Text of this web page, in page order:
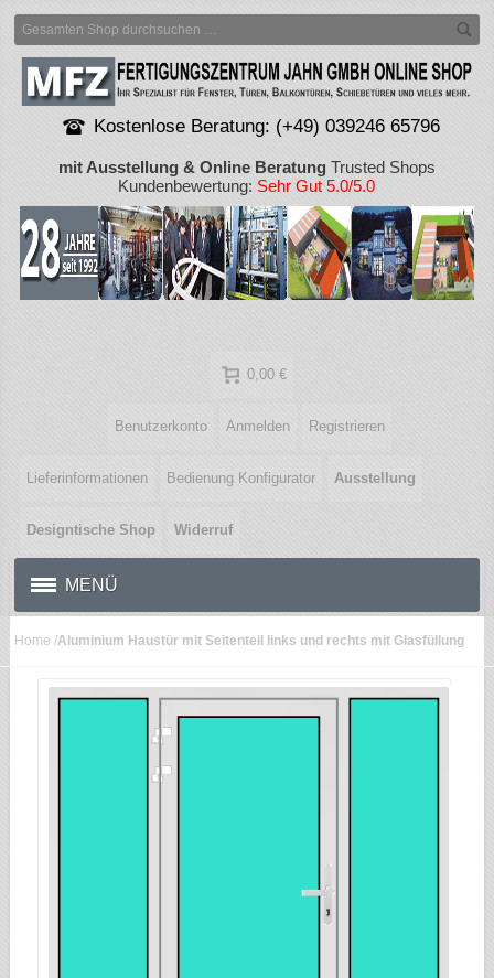
Kostenlose Beratung: (+49) 039246 65796
mit Ausstellung & Online BeratungTrusted Shops
Kundenbewertung:Sehr Gut 5.0/5.0
0,00 €
Benutzerkonto Anmelden Registrieren
Lieferinformationen Bedienung Konfigurator Ausstellung
Designtische Shop Widerruf
MENÜ
Home /Aluminium Haustür mit Seitenteil links und rechts mit Glasfüllung